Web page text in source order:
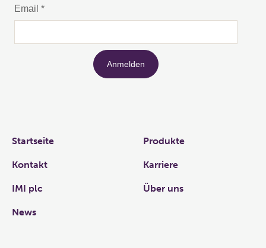
Links
Startseite Produkte
Kontakt Karriere
IMI plc Über uns
News